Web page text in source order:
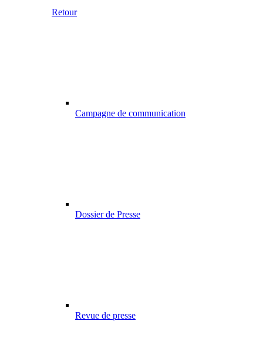
Retour
Campagne de communication
Dossier de Presse
Revue de presse